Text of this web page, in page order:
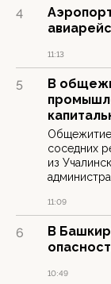
4
11:13
5
В
Общежитие
соседних
из
11:09
6
В
10:49